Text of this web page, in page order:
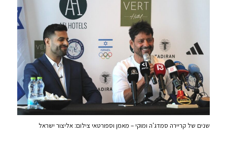
שנים של קריירה סמדג'ה ומוקי – מאמן וספורטאי צילום: אליצור ישראל